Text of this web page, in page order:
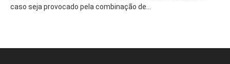
caso seja provocado pela combinação de...